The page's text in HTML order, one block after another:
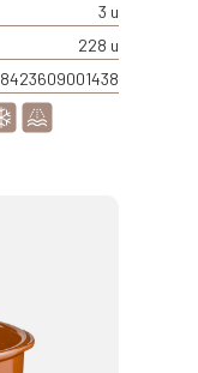
3 u
228 u
8423609001438